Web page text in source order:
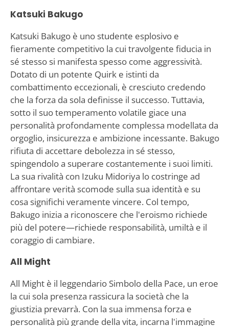
Katsuki Bakugo
Katsuki Bakugo è uno studente esplosivo e
fieramente competitivo la cui travolgente fiducia in
sé stesso si manifesta spesso come aggressività.
Dotato di un potente Quirk e istinti da
combattimento eccezionali, è cresciuto credendo
che la forza da sola definisse il successo. Tuttavia,
sotto il suo temperamento volatile giace una
personalità profondamente complessa modellata da
orgoglio, insicurezza e ambizione incessante. Bakugo
rifiuta di accettare debolezza in sé stesso,
spingendolo a superare costantemente i suoi limiti.
La sua rivalità con Izuku Midoriya lo costringe ad
affrontare verità scomode sulla sua identità e su
cosa significhi veramente vincere. Col tempo,
Bakugo inizia a riconoscere che l'eroismo richiede
più del potere—richiede responsabilità, umiltà e il
coraggio di cambiare.
All Might
All Might è il leggendario Simbolo della Pace, un eroe
la cui sola presenza rassicura la società che la
giustizia prevarrà. Con la sua immensa forza e
personalità più grande della vita, incarna l'immagine